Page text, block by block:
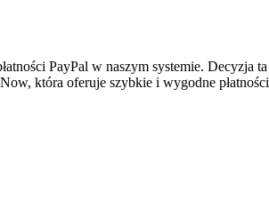
PayPal w naszym systemie. Decyzja
która oferuje szybkie i wygodne